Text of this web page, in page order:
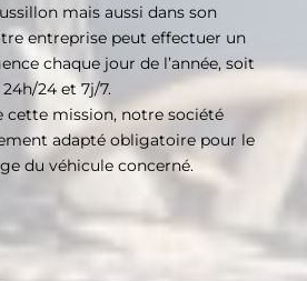
mais aussi dans son
entreprise peut effectuer un
chaque jour de l’année, soit
24h/24 et 7j/7.
cette mission, notre société
adapté obligatoire pour le
du véhicule concerné.